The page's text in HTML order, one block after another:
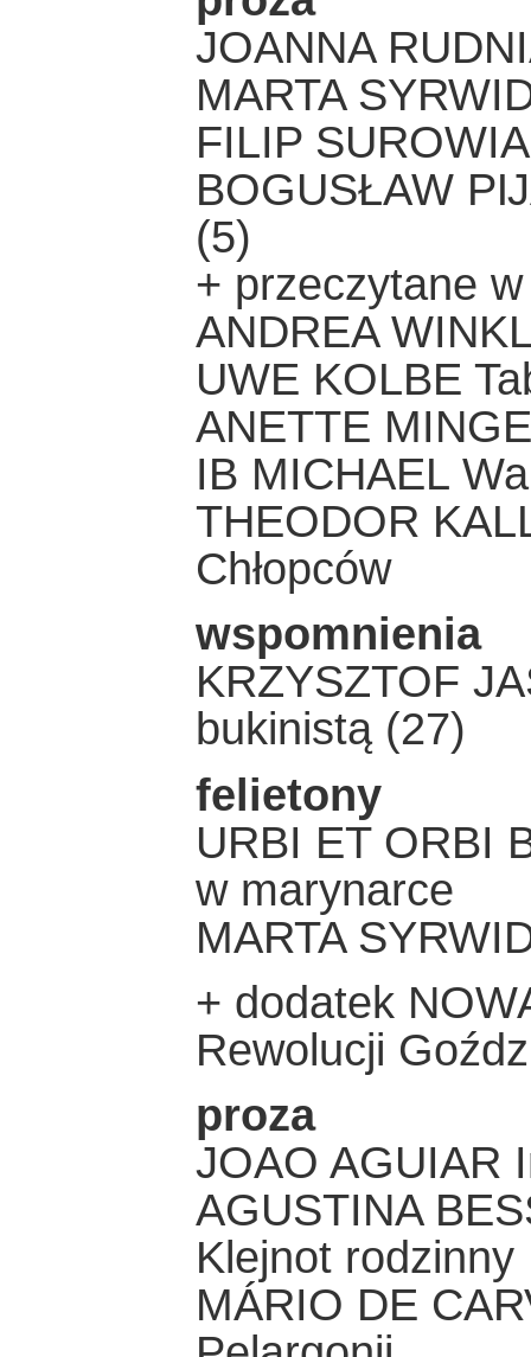
JOANNA
MARTA
FILIP
BOGUSŁAW
(5)
+ przeczytane w
ANDREA
UWE KOLBE
ANETTE
IB MICHAEL
THEODOR
Chłopców
wspomnienia
KRZYSZTOF
bukinistą (27)
felietony
URBI ET ORBI
w marynarce
MARTA
+ dodatek
Rewolucji
proza
JOAO AGUIAR
AGUSTINA
Klejnot rodzinny
MÁRIO DE